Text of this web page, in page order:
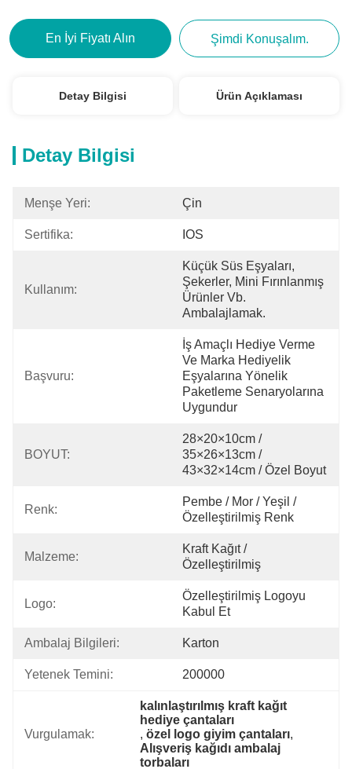
En İyi Fiyatı Alın Şimdi Konuşalım.
Detay Bilgisi Ürün Açıklaması
Detay Bilgisi
Menşe Yeri: Çin
Sertifika: IOS
Kullanım:
Küçük Süs Eşyaları,
Şekerler, Mini Fırınlanmış
Ürünler Vb.
Ambalajlamak.
Başvuru:
İş Amaçlı Hediye Verme
Ve Marka Hediyelik
Eşyalarına Yönelik
Paketleme Senaryolarına
Uygundur
BOYUT:
28×20×10cm /
35×26×13cm /
43×32×14cm / Özel Boyut
Renk:
Pembe / Mor / Yeşil /
Özelleştirilmiş Renk
Malzeme:
Kraft Kağıt /
Özelleştirilmiş
Logo:
Özelleştirilmiş Logoyu
Kabul Et
Ambalaj Bilgileri: Karton
Yetenek Temini: 200000
Vurgulamak:
kalınlaştırılmış kraft kağıt
hediye çantaları
, özel logo giyim çantaları,
Alışveriş kağıdı ambalaj
torbaları